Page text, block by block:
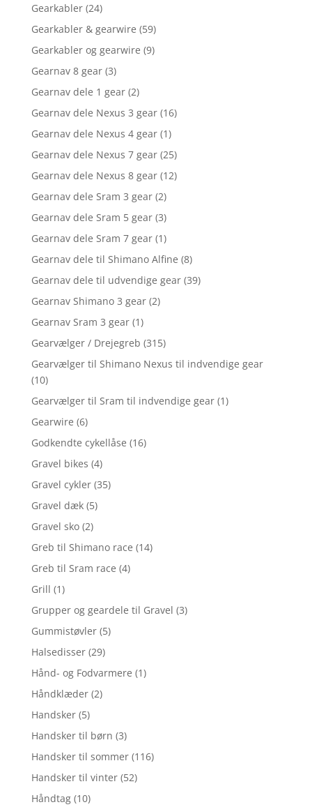
Gearkabler (24)
Gearkabler & gearwire (59)
Gearkabler og gearwire (9)
Gearnav 8 gear (3)
Gearnav dele 1 gear (2)
Gearnav dele Nexus 3 gear (16)
Gearnav dele Nexus 4 gear (1)
Gearnav dele Nexus 7 gear (25)
Gearnav dele Nexus 8 gear (12)
Gearnav dele Sram 3 gear (2)
Gearnav dele Sram 5 gear (3)
Gearnav dele Sram 7 gear (1)
Gearnav dele til Shimano Alfine (8)
Gearnav dele til udvendige gear (39)
Gearnav Shimano 3 gear (2)
Gearnav Sram 3 gear (1)
Gearvælger / Drejegreb (315)
Gearvælger til Shimano Nexus til indvendige gear
(10)
Gearvælger til Sram til indvendige gear (1)
Gearwire (6)
Godkendte cykellåse (16)
Gravel bikes (4)
Gravel cykler (35)
Gravel dæk (5)
Gravel sko (2)
Greb til Shimano race (14)
Greb til Sram race (4)
Grill (1)
Grupper og geardele til Gravel (3)
Gummistøvler (5)
Halsedisser (29)
Hånd- og Fodvarmere (1)
Håndklæder (2)
Handsker (5)
Handsker til børn (3)
Handsker til sommer (116)
Handsker til vinter (52)
Håndtag (10)